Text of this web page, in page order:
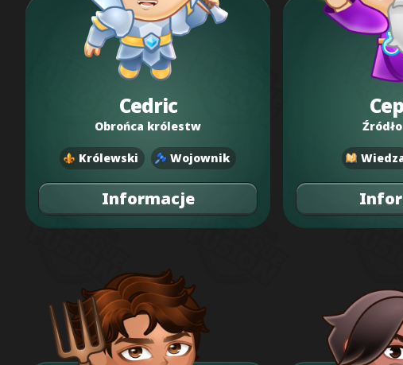
Cedric
Obrońca królestw
Królewski Wojownik
Informacje